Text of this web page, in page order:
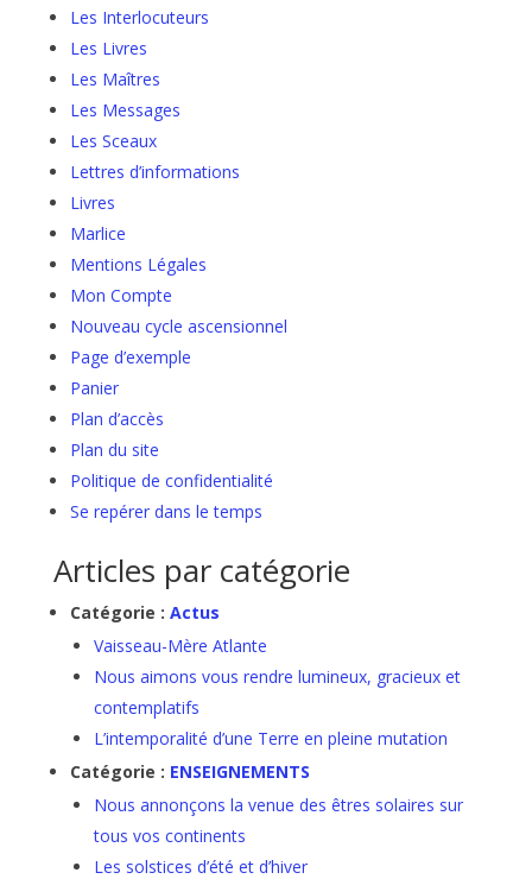
Les Interlocuteurs
Les Livres
Les Maîtres
Les Messages
Les Sceaux
Lettres d’informations
Livres
Marlice
Mentions Légales
Mon Compte
Nouveau cycle ascensionnel
Page d’exemple
Panier
Plan d’accès
Plan du site
Politique de confidentialité
Se repérer dans le temps
Articles par catégorie
Catégorie : Actus
Vaisseau-Mère Atlante
Nous aimons vous rendre lumineux, gracieux et
contemplatifs
L’intemporalité d’une Terre en pleine mutation
Catégorie : ENSEIGNEMENTS
Nous annonçons la venue des êtres solaires sur
tous vos continents
Les solstices d’été et d’hiver